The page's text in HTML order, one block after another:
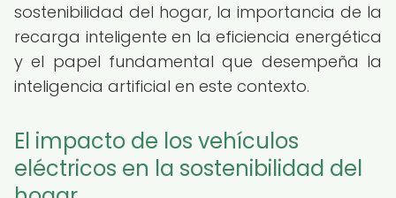
sostenibilidad del hogar, la importancia de la
recarga inteligente en la eficiencia energética
y el papel fundamental que desempeña la
inteligencia artificial en este contexto.
El impacto de los vehículos
eléctricos en la sostenibilidad del